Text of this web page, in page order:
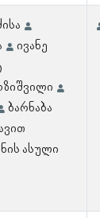
ივანე
ბარნაბა
ასული